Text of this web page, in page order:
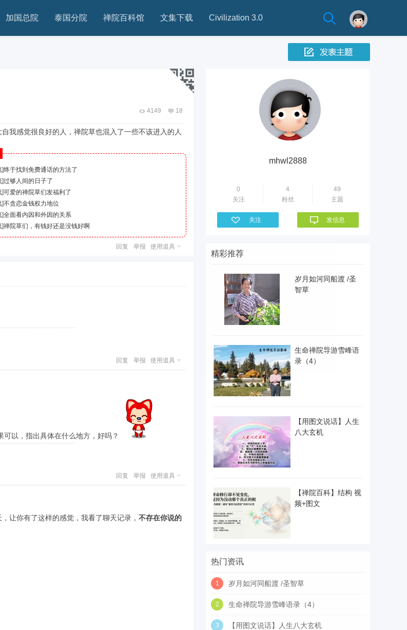
加国总院 泰国分院 禅院百科馆 文集下载 Civilization 3.0
4149 18
我感觉很良好的人，禅院草也混入了一些不该进入的人
终于找到免费通话的方法了
]
过够人间的日子了
]
可爱的禅院草们发福利了
]
不贪恋金钱权力地位
]
全面看内因和外因的关系
]
禅院草们，有钱好还是没钱好啊
]
举报 使用道具
回复
举报 使用道具
回复
以，指出具体在什么地方，好吗？
举报 使用道具
回复
让你有了这样的感觉，我看了聊天记录， 不存在你说的
mhwl2888
0
关注
4
粉丝
49
主题
关注 发信息
精彩推荐
岁月如河同船渡 /圣
智草
生命禅院导游雪峰语
录（4）
【用图文说话】人生
八大玄机
【禅院百科】结构 视
频+图文
热门资讯
1 岁月如河同船渡 /圣智草
2 生命禅院导游雪峰语录（4）
3 【用图文说话】人生八大玄机